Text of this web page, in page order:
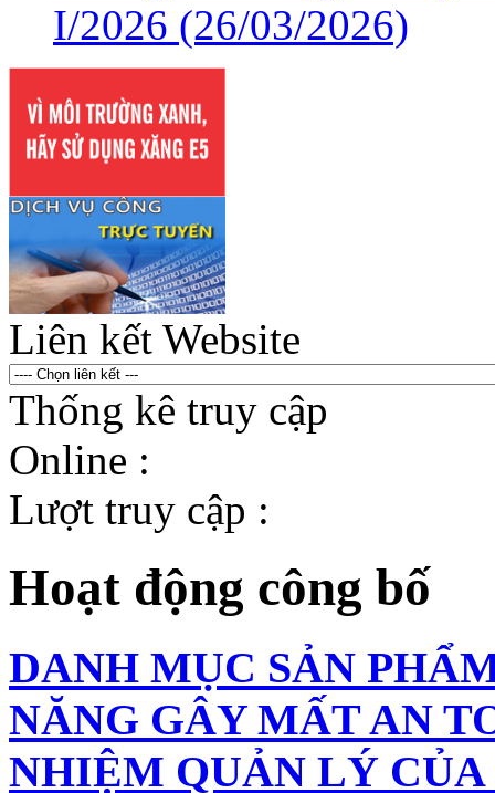
I/2026 (26/03/2026)
Liên kết Website
Thống kê truy cập
Online :
Lượt truy cập :
Hoạt động công bố
DANH MỤC SẢN
NĂNG GÂY MẤT AN
NHIỆM QUẢN LÝ